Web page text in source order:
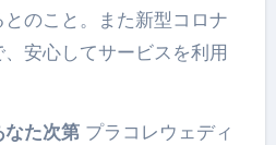
のこと。また新型コロナ
安心してサービスを利用
た次第プラコレウェディ